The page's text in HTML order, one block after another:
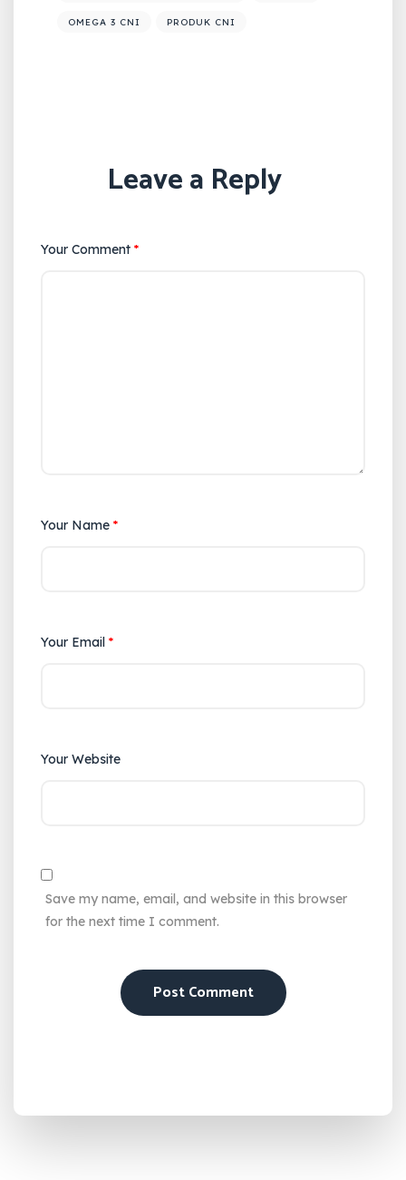
OMEGA 3 CNI PRODUK CNI
Leave a Reply
Your Comment *
Your Name *
Your Email *
Your Website
Save my name, email, and website in this browser
for the next time I comment.